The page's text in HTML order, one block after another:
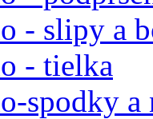
- slipy a
- tielka
spodky a